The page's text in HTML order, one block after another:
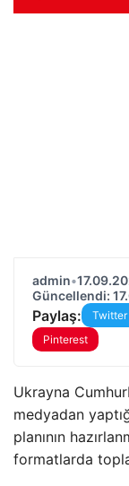
admin•
Güncellendi:
Paylaş: Twitter
Pinterest
Ukrayna
medyadan
planının
formatlarda